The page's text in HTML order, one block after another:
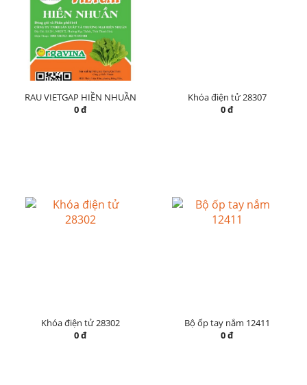
RAU VIETGAP HIỀN NHUẦN
0 đ
Khóa điện tử 28307
0 đ
Khóa điện tử 28302
0 đ
Bộ ốp tay nắm 12411
0 đ